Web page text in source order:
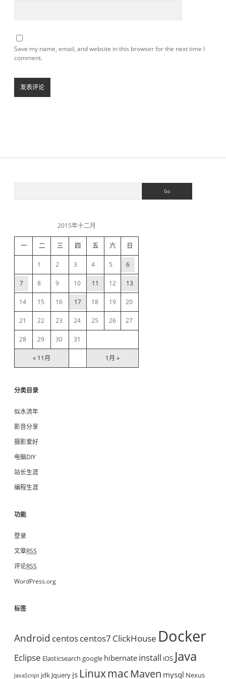
Save my name, email, and website in this browser for the next time I
comment.
d
b
a
r
2015年十二月
一 二 三 四 五 六 日
« 11月 1月 »
1 2 3 4 5 6
7 8 9 10 11 12 13
14 15 16 17 18 19 20
21 22 23 24 25 26 27
28 29 30 31
分类目录
似水流年
影音分享
摄影爱好
电脑DIY
站长生涯
编程生涯
功能
登录
文章RSS
评论RSS
WordPress.org
标签
Android centoscentos7 ClickHouse Docker
Eclipse Elasticsearch google hibernate install iOS Java
JavaScript jdk Jquery js LinuxmacMaven mysql Nexus